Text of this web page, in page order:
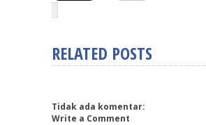
RELATED POSTS
Tidak ada komentar:
Write a Comment